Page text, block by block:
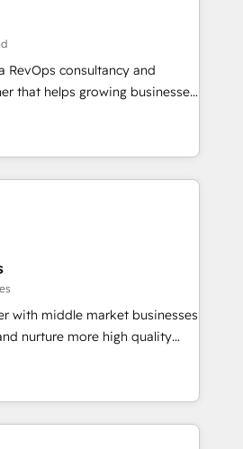
a level not feasible with
owner sick of wasting budget
and their outdated methods,
more high-quality leads
of the buying cycle with
the process, technology and
RevOps consultancy and
that helps growing businesses
revenue-driving
in South Africa and London,
approach that aligns sales,
breaks down silos, and gives
a single source of truth to
and better decision-
onboarding and CRM
web development, integrations,
of the first
with middle market businesses
nurture more high quality
media, marketing cloud,
integration to drive sales
marketing expenditure.